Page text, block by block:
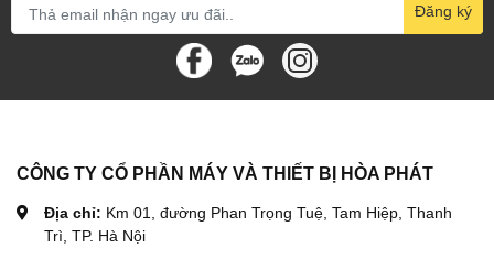
Đăng ký
CÔNG TY CỔ PHẦN MÁY VÀ THIẾT BỊ HÒA PHÁT
Địa chỉ: Km 01, đường Phan Trọng Tuệ, Tam Hiệp, Thanh
Trì, TP. Hà Nội